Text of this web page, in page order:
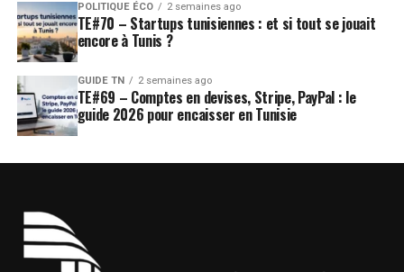
POLITIQUE ÉCO 2 semaines ago
TE#70 – Startups tunisiennes : et si tout se jouait
encore à Tunis ?
GUIDE TN 2 semaines ago
TE#69 – Comptes en devises, Stripe, PayPal : le
guide 2026 pour encaisser en Tunisie